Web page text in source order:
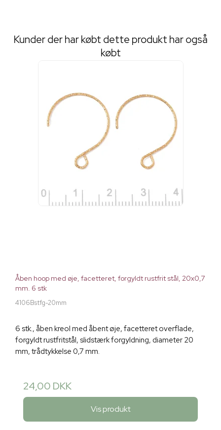
Kunder der har købt dette produkt har også
købt
Åben hoop med øje, facetteret, forgyldt rustfrit stål, 20x0,7
mm. 6 stk
4106Bstfg-20mm
6 stk., åben kreol med åbent øje, facetteret overflade,
forgyldt rustfritstål, slidstærk forgyldning, diameter 20
mm, trådtykkelse 0,7 mm.
24,00 DKK
Vis produkt